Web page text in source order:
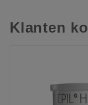
Klanten